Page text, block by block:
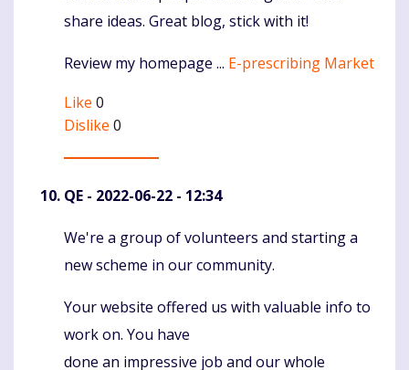
share ideas. Great blog, stick with it!
Review my homepage ... E-prescribing Market
Like 0
Dislike 0
QE - 2022-06-22 - 12:34
Komentaras
We're a group of volunteers and starting a
new scheme in our community.
Your website offered us with valuable info to
work on. You have
done an impressive job and our whole